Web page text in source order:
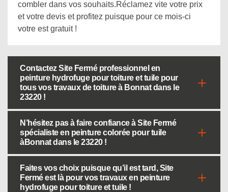
combler dans vos souhaits.Réclamez vite votre prix
et votre devis et profitez puisque pour ce mois-ci
votre est gratuit !
Contactez Site Fermé professionnel en
peinture hydrofuge pour toiture et tuile pour
tous vos travaux de toiture à Bonnat dans le
23220 !
N’hésitez pas à faire confiance à Site Fermé
spécialiste en peinture colorée pour tuile
àBonnat dans le 23220 !
Faites vos choix puisque qu’il est tard, Site
Fermé est là pour vos travaux en peinture
hydrofuge pour toiture et tuile !